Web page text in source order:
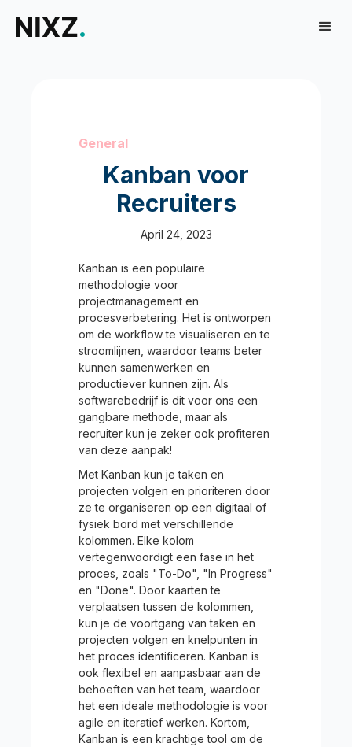
General
Kanban voor
Recruiters
April 24, 2023
Kanban is een populaire
methodologie voor
projectmanagement en
procesverbetering. Het is ontworpen
om de workflow te visualiseren en te
stroomlijnen, waardoor teams beter
kunnen samenwerken en
productiever kunnen zijn. Als
softwarebedrijf is dit voor ons een
gangbare methode, maar als
recruiter kun je zeker ook profiteren
van deze aanpak!
Met Kanban kun je taken en
projecten volgen en prioriteren door
ze te organiseren op een digitaal of
fysiek bord met verschillende
kolommen. Elke kolom
vertegenwoordigt een fase in het
proces, zoals "To-Do", "In Progress"
en "Done". Door kaarten te
verplaatsen tussen de kolommen,
kun je de voortgang van taken en
projecten volgen en knelpunten in
het proces identificeren. Kanban is
ook flexibel en aanpasbaar aan de
behoeften van het team, waardoor
het een ideale methodologie is voor
agile en iteratief werken. Kortom,
Kanban is een krachtige tool om de